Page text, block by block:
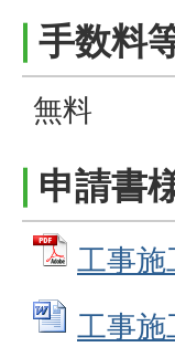
手数料
無料
申請書
工事
工事